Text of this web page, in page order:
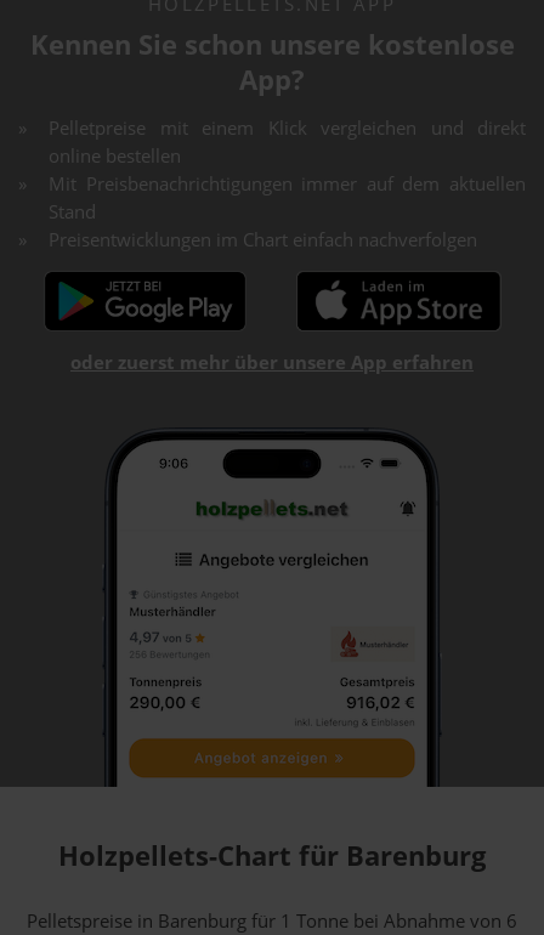
Kennen Sie schon unsere kostenlose
App?
Pelletpreise mit einem Klick vergleichen und direkt
online bestellen
Mit Preisbenachrichtigungen immer auf dem aktuellen
Stand
Preisentwicklungen im Chart einfach nachverfolgen
oder zuerst mehr über unsere App erfahren
Holzpellets-Chart für Barenburg
Pelletspreise in Barenburg für 1 Tonne bei Abnahmevon 6